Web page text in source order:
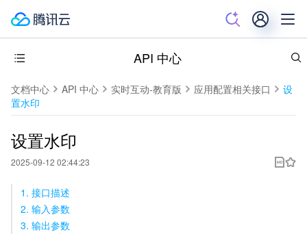
API 中心
文档中心 API 中心 实时互动-教育版 应用配置相关接口
设
置水印
设置水印
2025-09-12 02:44:23
1. 接口描述
2. 输入参数
3. 输出参数